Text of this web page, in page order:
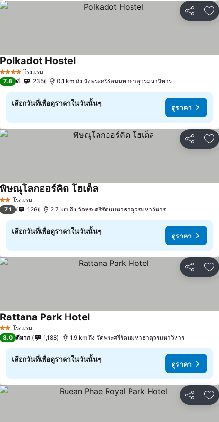
แชร์ เ
4 ดาว โรงแรม
Polkadot Hostel
7.8 ดี 235 0.1 km ถึง วัดพระศรีรัตนมหาธาตุวรมหาวิหาร
เลือกวันที่เพื่อดูราคาในวันนั้นๆ
ดูราคา
แชร์ เ
2 ดาวโรงแรม
พิษณุโลกออร์คิด โฮเต็ล
7.1 126 2.7 km ถึง วัดพระศรีรัตนมหาธาตุวรมหาวิหาร
เลือกวันที่เพื่อดูราคาในวันนั้นๆ
ดูราคา
แชร์ เ
2 ดาวโรงแรม
Rattana Park Hotel
8.0 ดีมาก 1,188 1.9 km ถึง วัดพระศรีรัตนมหาธาตุวรมหาวิหาร
เลือกวันที่เพื่อดูราคาในวันนั้นๆ
ดูราคา
แชร์ เ